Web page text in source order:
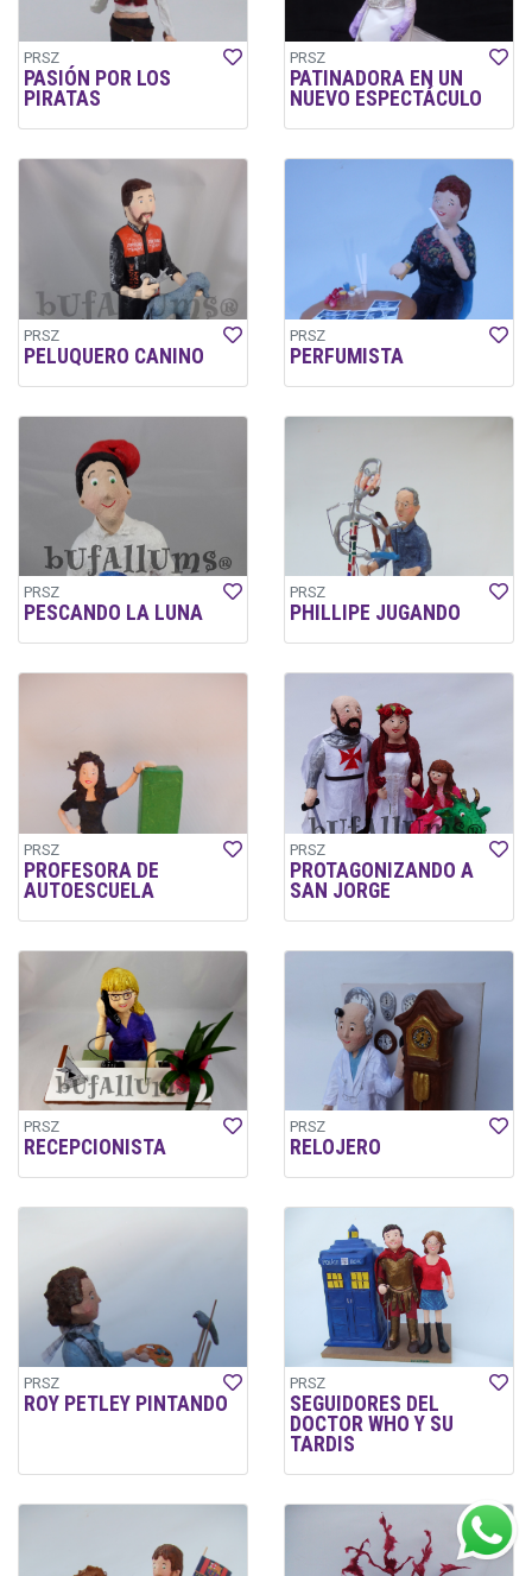
PRSZ
PASIÓN POR LOS
PIRATAS
PRSZ
PATINADORA EN UN
NUEVO ESPECTÁCULO
PRSZ
PELUQUERO CANINO
PRSZ
PERFUMISTA
PRSZ
PESCANDO LA LUNA
PRSZ
PHILLIPE JUGANDO
PRSZ
PROFESORA DE
AUTOESCUELA
PRSZ
PROTAGONIZANDO A
SAN JORGE
PRSZ
RECEPCIONISTA
PRSZ
RELOJERO
PRSZ
ROY PETLEY PINTANDO
PRSZ
SEGUIDORES DEL
DOCTOR WHO Y SU
TARDIS